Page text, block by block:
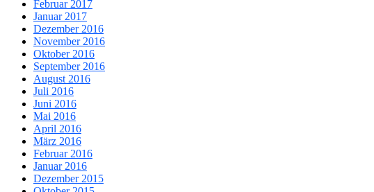
Februar 2017
Januar 2017
Dezember 2016
November 2016
Oktober 2016
September 2016
August 2016
Juli 2016
Juni 2016
Mai 2016
April 2016
März 2016
Februar 2016
Januar 2016
Dezember 2015